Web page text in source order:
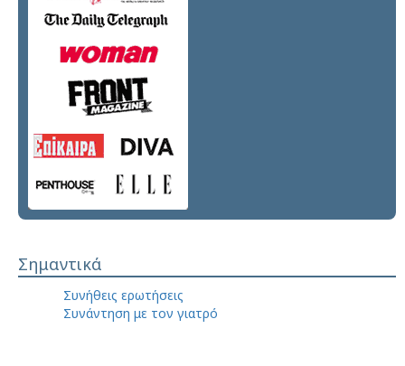
Σημαντικά
Συνήθεις ερωτήσεις
Συνάντηση με τον γιατρό